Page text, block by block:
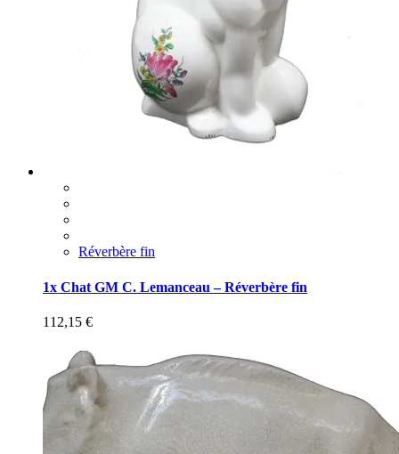
Réverbère fin
1x Chat GM C. Lemanceau – Réverbère fin
112,15 €